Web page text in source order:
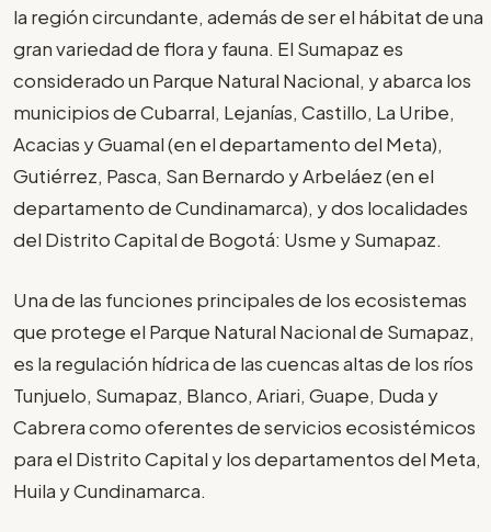
la región circundante, además de ser el hábitat de una
gran variedad de flora y fauna. El Sumapaz es
considerado un Parque Natural Nacional, y abarca los
municipios de Cubarral, Lejanías, Castillo, La Uribe,
Acacias y Guamal (en el departamento del Meta),
Gutiérrez, Pasca, San Bernardo y Arbeláez (en el
departamento de Cundinamarca), y dos localidades
del Distrito Capital de Bogotá: Usme y Sumapaz.
Una de las funciones principales de los ecosistemas
que protege el Parque Natural Nacional de Sumapaz,
es la regulación hídrica de las cuencas altas de los ríos
Tunjuelo, Sumapaz, Blanco, Ariari, Guape, Duda y
Cabrera como oferentes de servicios ecosistémicos
para el Distrito Capital y los departamentos del Meta,
Huila y Cundinamarca.